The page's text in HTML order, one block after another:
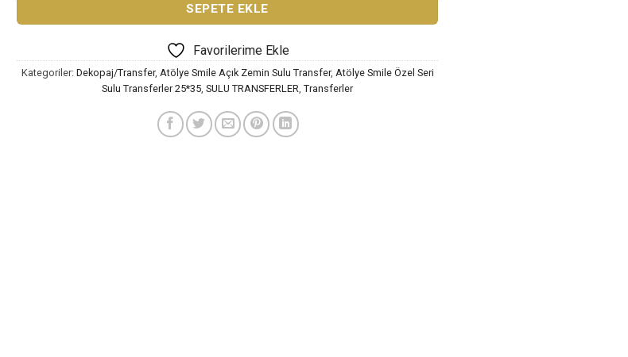
SEPETE EKLE
Favorilerime Ekle
Kategoriler: Dekopaj/Transfer, Atölye Smile Açık Zemin Sulu Transfer, Atölye Smile Özel Seri
Sulu Transferler 25*35, SULU TRANSFERLER, Transferler